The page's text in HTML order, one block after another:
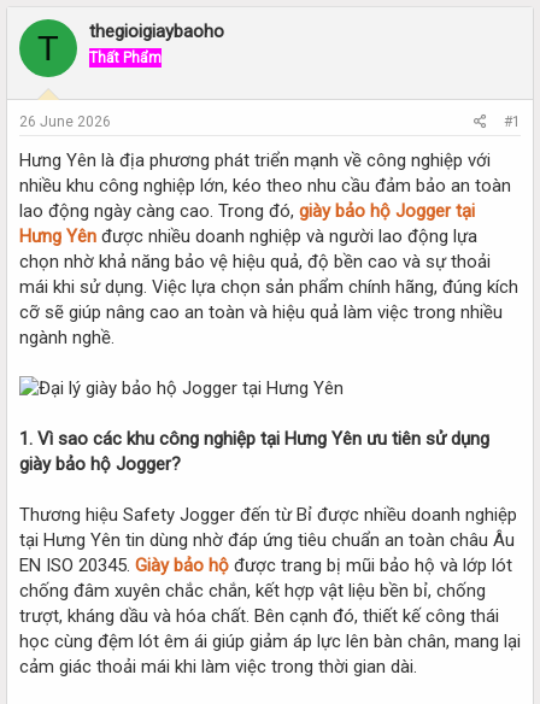
e
d
a
e
r
r
T thegioigiaybaoho
Thất Phẩm
26 June 2026 #1
Hưng Yên là địa phương phát triển mạnh về công nghiệp với
nhiều khu công nghiệp lớn, kéo theo nhu cầu đảm bảo an toàn
lao động ngày càng cao. Trong đó, giày bảo hộ Jogger tại
Hưng Yên được nhiều doanh nghiệp và người lao động lựa
chọn nhờ khả năng bảo vệ hiệu quả, độ bền cao và sự thoải
mái khi sử dụng. Việc lựa chọn sản phẩm chính hãng, đúng kích
cỡ sẽ giúp nâng cao an toàn và hiệu quả làm việc trong nhiều
ngành nghề.
1. Vì sao các khu công nghiệp tại Hưng Yên ưu tiên sử dụng
giày bảo hộ Jogger?
Thương hiệu Safety Jogger đến từ Bỉ được nhiều doanh nghiệp
tại Hưng Yên tin dùng nhờ đáp ứng tiêu chuẩn an toàn châu Âu
EN ISO 20345. Giày bảo hộ được trang bị mũi bảo hộ và lớp lót
chống đâm xuyên chắc chắn, kết hợp vật liệu bền bỉ, chống
trượt, kháng dầu và hóa chất. Bên cạnh đó, thiết kế công thái
học cùng đệm lót êm ái giúp giảm áp lực lên bàn chân, mang lại
cảm giác thoải mái khi làm việc trong thời gian dài.